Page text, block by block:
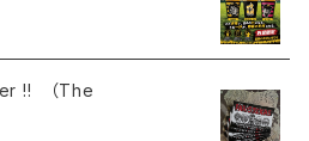
!! （The